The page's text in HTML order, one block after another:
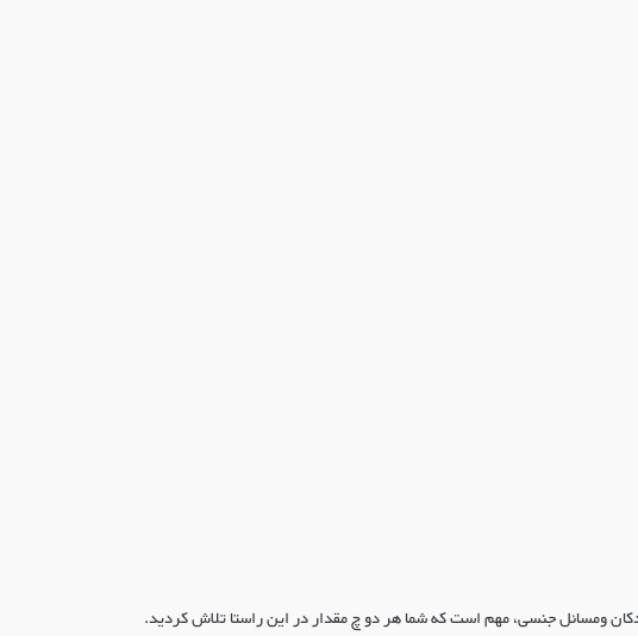
ومسائل جنسی، مهم است که شما هر دو چ مقدار در این راستا تلاش کردید.